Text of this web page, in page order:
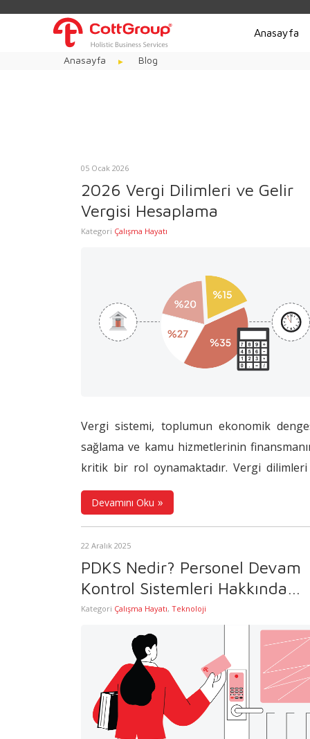
Anasayfa
Anasayfa Blog
05 Ocak 2026
2026 Vergi Dilimleri ve Gelir
Vergisi Hesaplama
Kategori Çalışma Hayatı
Vergi sistemi, toplumun ekonomik
sağlama ve kamu hizmetlerinin
kritik bir rol oynamaktadır. Vergi dilimleri
her yıl güncellenerek vergi mükelleflerinin
yükümlülüklerini
belirlemektedir. 2026
vergi düzenlemeleri ile çalışan kesimin en
merak ettiği konuların başında
dilimlerigelmektedir. Bu makalemizde;
vergisi, vergi dilimleri, vergi dilimleri
hesaplanır konularını sizler için özetledik.
Devamını Oku
22 Aralık 2025
PDKS Nedir? Personel Devam
Kontrol Sistemleri Hakkında
Bilinmesi Gerekenler
Kategori Çalışma Hayatı, Teknoloji